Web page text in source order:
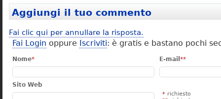
Aggiungi il tuo commento
Fai clic qui per annullare la risposta.
Fai Login oppure Iscriviti: è gratis e bastano pochi
Nome* E-mail **
Sito Web
* richiesto